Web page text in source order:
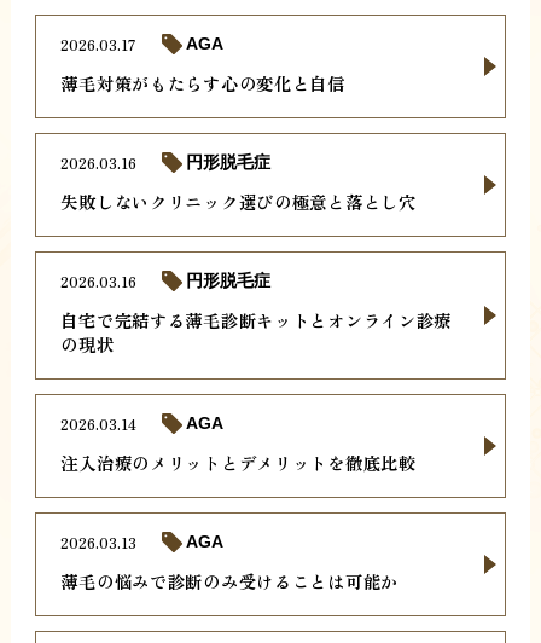
薄毛対策がもたらす心の変化と自信
2026.03.17 AGA
失敗しないクリニック選びの極意と落とし穴
2026.03.16 円形脱毛症
自宅で完結する薄毛診断キットとオンライン診療
の現状
2026.03.16 円形脱毛症
注入治療のメリットとデメリットを徹底比較
2026.03.14 AGA
薄毛の悩みで診断のみ受けることは可能か
2026.03.13 AGA